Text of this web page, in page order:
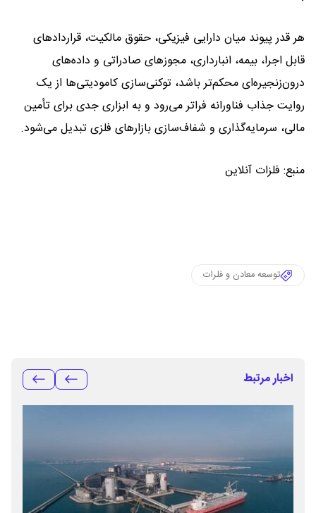
هر قدر پیوند میان دارایی فیزیکی، حقوق مالکیت، قراردادهای
قابل اجرا، بیمه، انبارداری، مجوزهای صادراتی و داده‌های
درون‌زنجیره‌ای محکم‌تر باشد، توکنی‌سازی کامودیتی‌ها از یک
روایت جذاب فناورانه فراتر می‌رود و به ابزاری جدی برای تأمین
مالی، سرمایه‌گذاری و شفاف‌سازی بازارهای فلزی تبدیل می‌شود.
منبع: فلزات آنلاین
توسعه معادن و فلرات
اخبار مرتبط